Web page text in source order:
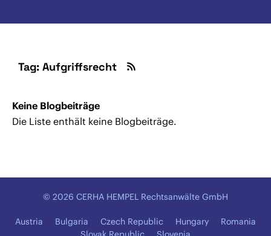
Tag: Aufgriffsrecht
Keine Blogbeiträge
Die Liste enthält keine Blogbeiträge.
© 2026 CERHA HEMPEL Rechtsanwälte GmbH
Austria Bulgaria Czech Republic Hungary
Romania